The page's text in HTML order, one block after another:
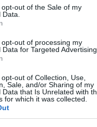
opt-out of the Sale of my
opt-out of processing my
Data for Targeted Advertising.
out of Collection, Use,
Sale, and/or Sharing of my
Data that Is Unrelated with
for which it was collected.